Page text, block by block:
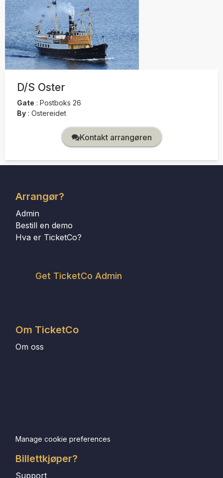
D/S Oster
Gate : Postboks 26
By : Ostereidet
Kontakt arrangøren
Arrangør?
Admin
Bestill en demo
Hva er TicketCo?
Get TicketCo Admin
Om TicketCo
Om oss
Manage cookie preferences
Billettkjøper?
Support